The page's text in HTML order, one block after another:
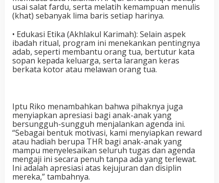
usai salat fardu, serta melatih kemampuan menulis
(khat) sebanyak lima baris setiap harinya.
• Edukasi Etika (Akhlakul Karimah): Selain aspek
ibadah ritual, program ini menekankan pentingnya
adab, seperti membantu orang tua, bertutur kata
sopan kepada keluarga, serta larangan keras
berkata kotor atau melawan orang tua.
Iptu Riko menambahkan bahwa pihaknya juga
menyiapkan apresiasi bagi anak-anak yang
bersungguh-sungguh menjalankan agenda ini.
“Sebagai bentuk motivasi, kami menyiapkan reward
atau hadiah berupa THR bagi anak-anak yang
mampu menyelesaikan seluruh tugas dan agenda
mengaji ini secara penuh tanpa ada yang terlewat.
Ini adalah apresiasi atas kejujuran dan disiplin
mereka,” tambahnya.